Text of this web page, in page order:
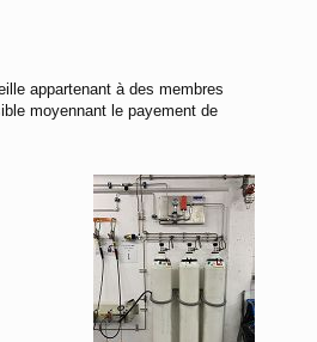
appartenant à des membres
moyennant le payement de